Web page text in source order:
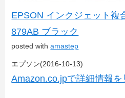
EPSON インクジェット複
879AB ブラック
posted withamastep
エプソン(2016-10-13)
Amazon.co.jpで詳細情報を